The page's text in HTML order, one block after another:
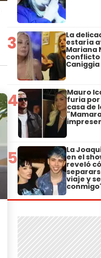
3 La
estaría
Mariana
conflicto
Caniggia
4 Mauro
furia por
casa de
5 La
en el
reveló
viaje y